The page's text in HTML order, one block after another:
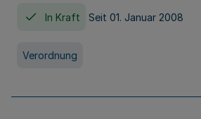
In Kraft Seit 01. Januar 2008
Verordnung